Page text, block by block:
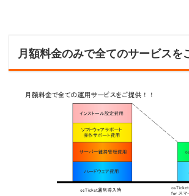
月額料金のみで全てのサービスを